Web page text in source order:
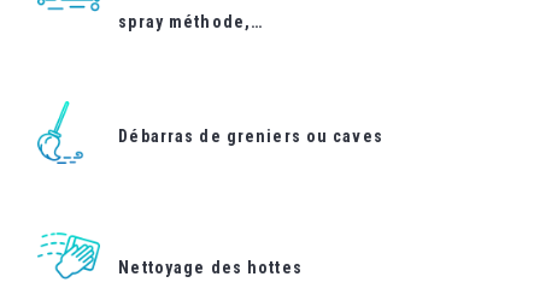
spray méthode,…
Débarras de greniers ou caves
Nettoyage des hottes